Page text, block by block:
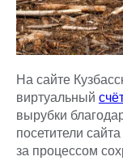
На сайте
виртуальный
вырубки
посетители
за процессом